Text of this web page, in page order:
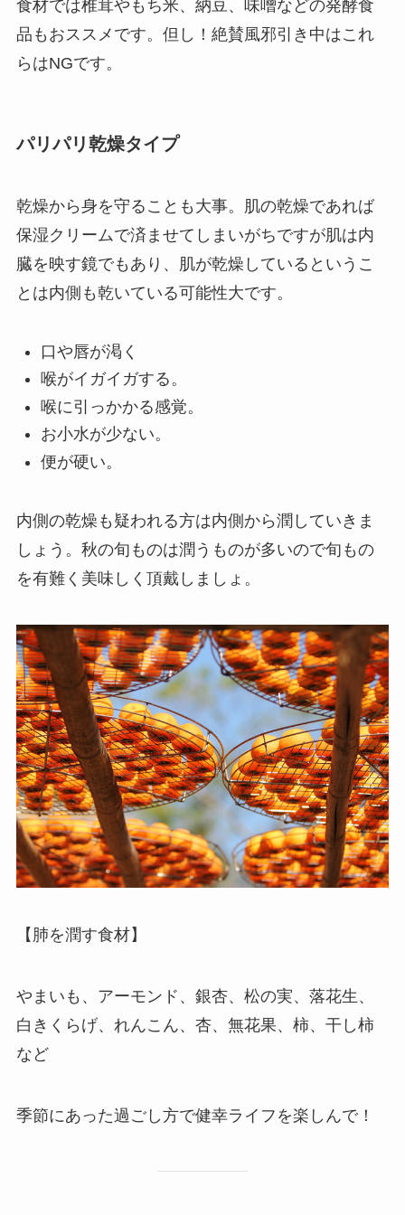
食材では椎茸やもち米、納豆、味噌などの発酵食
品もおススメです。但し！絶賛風邪引き中はこれ
らはNGです。
パリパリ乾燥タイプ
乾燥から身を守ることも大事。肌の乾燥であれば
保湿クリームで済ませてしまいがちですが肌は内
臓を映す鏡でもあり、肌が乾燥しているというこ
とは内側も乾いている可能性大です。
口や唇が渇く
喉がイガイガする。
喉に引っかかる感覚。
お小水が少ない。
便が硬い。
内側の乾燥も疑われる方は内側から潤していきま
しょう。秋の旬ものは潤うものが多いので旬もの
を有難く美味しく頂戴しましょ。
【肺を潤す食材】
やまいも、アーモンド、銀杏、松の実、落花生、
白きくらげ、れんこん、杏、無花果、柿、干し柿
など
季節にあった過ごし方で健幸ライフを楽しんで！